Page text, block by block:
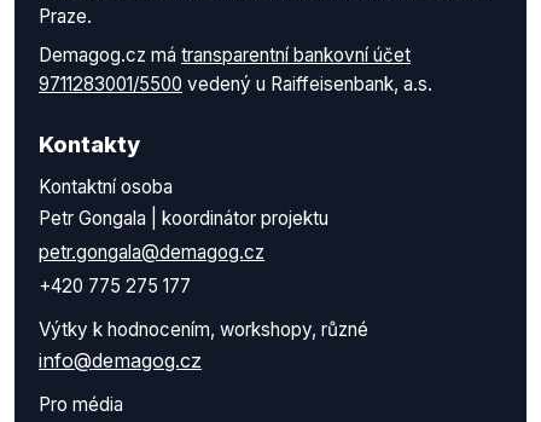
Praze.
Demagog.cz má transparentní bankovní účet
9711283001/5500 vedený u Raiffeisenbank, a.s.
Kontakty
Kontaktní osoba
Petr Gongala | koordinátor projektu
petr.gongala@demagog.cz
+420 775 275 177
Výtky k hodnocením, workshopy, různé
info@demagog.cz
Pro média